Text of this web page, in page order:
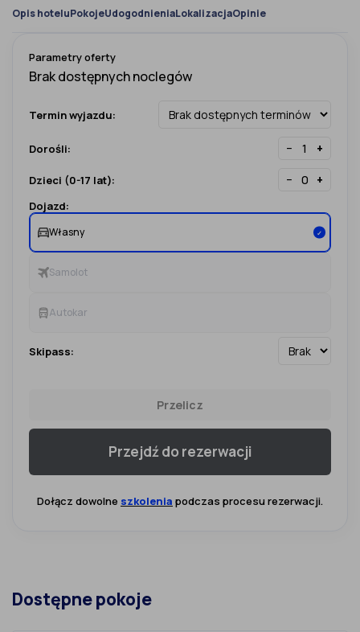
Opis hoteluPokojeUdogodnieniaLokalizacjaOpinie
Parametry oferty
Termin wyjazdu:
Dorośli: − +
Dzieci (0-17 lat): − +
Dojazd:
Własny ✓
Samolot
Autokar
Skipass:
Przelicz
Przejdź do rezerwacji
Dołącz dowolne szkolenia podczas procesu rezerwacji.
Dostępne pokoje